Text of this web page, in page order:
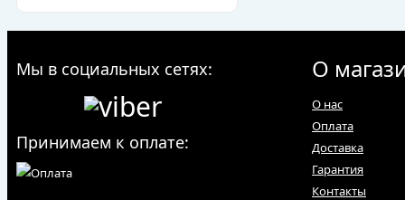
Мы в социальных сетях:
Принимаем к оплате:
О
О нас
Оплата
Доставка
Гарантия
Контакты